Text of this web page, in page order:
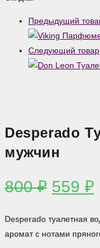
мужчин
Предыдущий
Следующий товар
Desperado
мужчин
800₽
800 ₽.
559 ₽
Desperado туалетная
аромат с нотами